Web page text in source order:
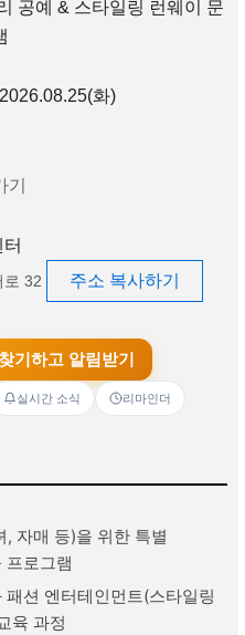
공예 & 스타일링 런웨이 문
화)
기
로 32 주소 복사하기
기하고 알림받기
실시간 소식 리마인더
, 자매 등)을 위한 특별
프로그램
패션 엔터테인먼트(스타일링
육 과정